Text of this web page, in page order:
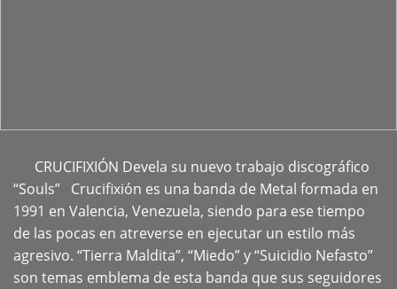
CRUCIFIXIÓN Devela su nuevo trabajo discográfico
“Souls” Crucifixión es una banda de Metal formada en
1991 en Valencia, Venezuela, siendo para ese tiempo
de las pocas en atreverse en ejecutar un estilo más
agresivo. “Tierra Maldita”, “Miedo” y “Suicidio Nefasto”
son temas emblema de esta banda que sus seguidores
+